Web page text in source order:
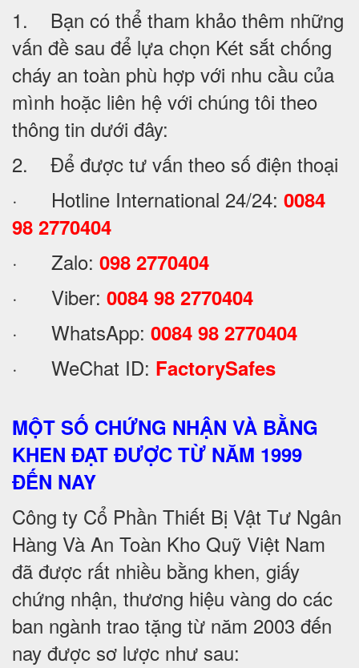
1. Bạn có thể tham khảo thêm những
vấn đề sau để lựa chọn Két sắt chống
cháy an toàn phù hợp với nhu cầu của
mình hoặc liên hệ với chúng tôi theo
thông tin dưới đây:
2. Để được tư vấn theo số điện thoại
· Hotline International 24/24: 0084
98 2770404
· Zalo: 098 2770404
· Viber: 0084 98 2770404
· WhatsApp: 0084 98 2770404
· WeChat ID: FactorySafes
MỘT SỐ CHỨNG NHẬN VÀ BẰNG
KHEN ĐẠT ĐƯỢC TỪ NĂM 1999
ĐẾN NAY
Công ty Cổ Phần Thiết Bị Vật Tư Ngân
Hàng Và An Toàn Kho Quỹ Việt Nam
đã được rất nhiều bằng khen, giấy
chứng nhận, thương hiệu vàng do các
ban ngành trao tặng từ năm 2003 đến
nay được sơ lược như sau: